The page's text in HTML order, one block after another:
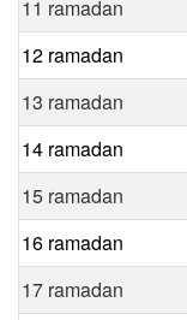
11 ramadan
12 ramadan
13 ramadan
14 ramadan
15 ramadan
16 ramadan
17 ramadan